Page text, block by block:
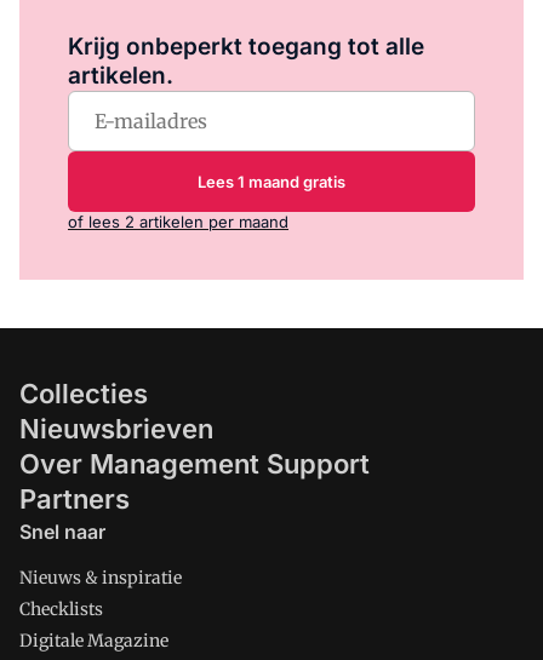
Krijg onbeperkt toegang tot alle
artikelen.
Lees 1 maand gratis
of lees 2 artikelen per maand
Collecties
Nieuwsbrieven
Over Management Support
Partners
Snel naar
Nieuws & inspiratie
Checklists
Digitale Magazine